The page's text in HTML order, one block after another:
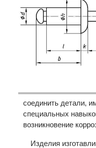
соединить детали,
специальных
возникновение
Изделия